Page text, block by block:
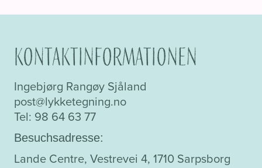
Kontaktinformationen
Ingebjørg Rangøy Sjåland
post@lykketegning.no
Tel: 98 64 63 77
Besuchsadresse:
Lande Centre, Vestrevei 4, 1710 Sarpsborg